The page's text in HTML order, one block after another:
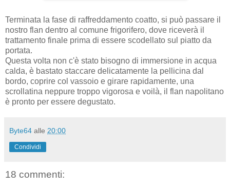
Terminata la fase di raffreddamento coatto, si può passare il
nostro flan dentro al comune frigorifero, dove riceverà il
trattamento finale prima di essere scodellato sul piatto da
portata.
Questa volta non c'è stato bisogno di immersione in acqua
calda, è bastato staccare delicatamente la pellicina dal
bordo, coprire col vassoio e girare rapidamente, una
scrollatina neppure troppo vigorosa e voilà, il flan napolitano
è pronto per essere degustato.
Byte64 alle 20:00
Condividi
18 commenti: